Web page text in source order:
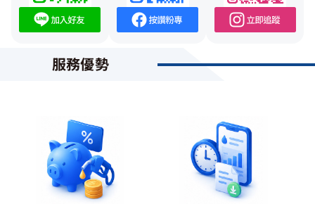
服務優勢